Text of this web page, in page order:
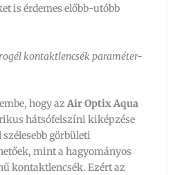
is érdemes előbb-utóbb
kontaktlencsék paraméter-
hogy azAir Optix Aqua
hátsófelszíni kiképzése
görbületi
mint a hagyományos
kontaktlencsék. Ezért az